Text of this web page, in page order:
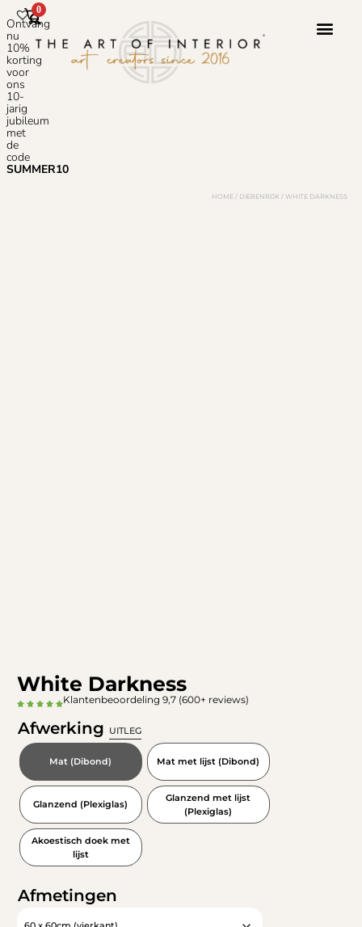
Ontvang
nu
10%
korting
voor
ons
10-
jarig
jubileum
met
de
code
SUMMER10
0
HOME / DIERENRIJK / WHITE DARKNESS
White Darkness
Klantenbeoordeling 9,7 (600+ reviews)
Afwerking UITLEG
Mat (Dibond) Mat met lijst (Dibond)
Glanzend (Plexiglas)
Glanzend met lijst
(Plexiglas)
Akoestisch doek met
lijst
Afmetingen